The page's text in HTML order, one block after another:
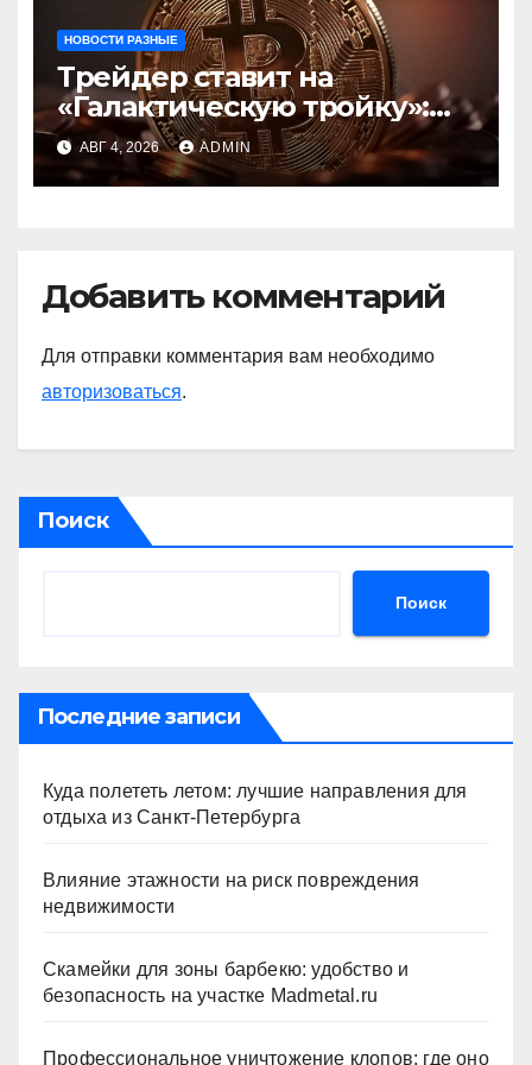
НОВОСТИ РАЗНЫЕ
Трейдер ставит на
«Галактическую тройку»:
Circle, Coinbase и ETH
АВГ 4, 2026 ADMIN
Добавить комментарий
Для отправки комментария вам необходимо
авторизоваться.
Поиск
Поиск
Последние записи
Куда полететь летом: лучшие направления для
отдыха из Санкт-Петербурга
Влияние этажности на риск повреждения
недвижимости
Скамейки для зоны барбекю: удобство и
безопасность на участке Madmetal.ru
Профессиональное уничтожение клопов: где оно